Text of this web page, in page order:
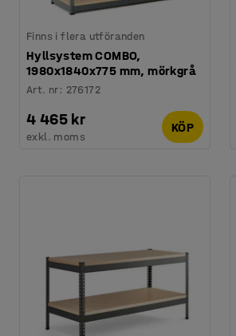
Finns i flera utföranden
Hyllsystem COMBO,
1980x1840x775 mm, mörkgrå
Art. nr: 276172
4 465 kr
exkl. moms
KÖP